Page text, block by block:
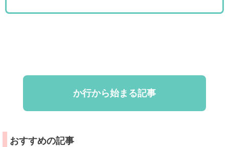
か行から始まる記事
おすすめの記事